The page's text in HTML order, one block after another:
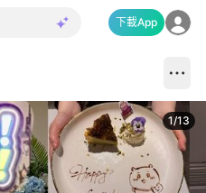
下載App
1/13